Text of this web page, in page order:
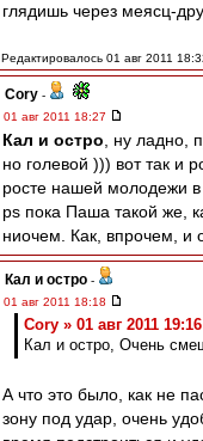
глядишь через меясц-
Редактировалось 01 авг 2011
Cory -
01 авг 2011 18:27
Кал и остро , ну ладно,
но голевой ))) вот так и
росте нашей молодежи в
ps пока Паша такой же,
ниочем. Как, впрочем, и
Кал и остро -
01 авг 2011 18:18
Cory » 01 авг 2011 19:16
Кал и остро, Очень
А что это было, как не
зону под удар, очень